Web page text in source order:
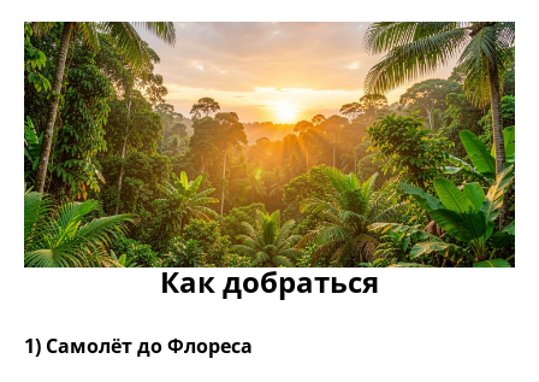
Как добраться
1) Самолёт до Флореса